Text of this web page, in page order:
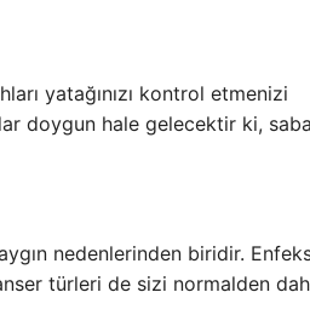
yatağınızı kontrol etmenizi
doygun hale gelecektir ki,
nedenlerinden biridir.
türleri de sizi normalden